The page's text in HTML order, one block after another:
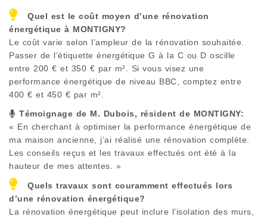
Quel est le coût moyen d’une rénovation
énergétique à MONTIGNY?
Le coût varie selon l’ampleur de la rénovation souhaitée.
Passer de l’étiquette énergétique G à la C ou D oscille
entre 200 € et 350 € par m². Si vous visez une
performance énergétique de niveau BBC, comptez entre
400 € et 450 € par m².
Témoignage de M. Dubois, résident de MONTIGNY:
« En cherchant à optimiser la performance énergétique de
ma maison ancienne, j’ai réalisé une rénovation complète.
Les conseils reçus et les travaux effectués ont été à la
hauteur de mes attentes. »
Quels travaux sont couramment effectués lors
d’une rénovation énergétique?
La rénovation énergétique peut inclure l’isolation des murs,